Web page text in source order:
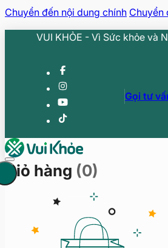
Chuyển đến nội dung chính Chuyển
VUI KHỎE - Vì Sức khỏe và
Gọi tư
Giỏ hàng (0)